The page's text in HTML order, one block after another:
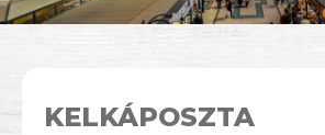
KELKÁPOSZTA